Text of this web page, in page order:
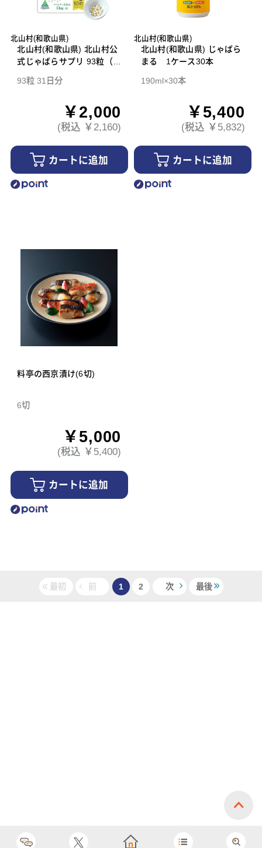
北山村(和歌山県)
北山村(和歌山県) 北山村公
式じゃばらサプリ 93粒（3
93粒 31日分
￥2,000
(税込 ￥2,160)
カートに追加
北山村(和歌山県)
北山村(和歌山県) じゃばら
まる 1ケース30本
190ml×30本
￥5,400
(税込 ￥5,832)
カートに追加
料亭の西京漬け(6切)
6切
￥5,000
(税込 ￥5,400)
カートに追加
最初 前 1 2 次 最後